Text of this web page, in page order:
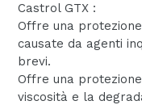
Castrol GTX :
Offre una
causate da agenti
brevi.
Offre una
viscosità e la